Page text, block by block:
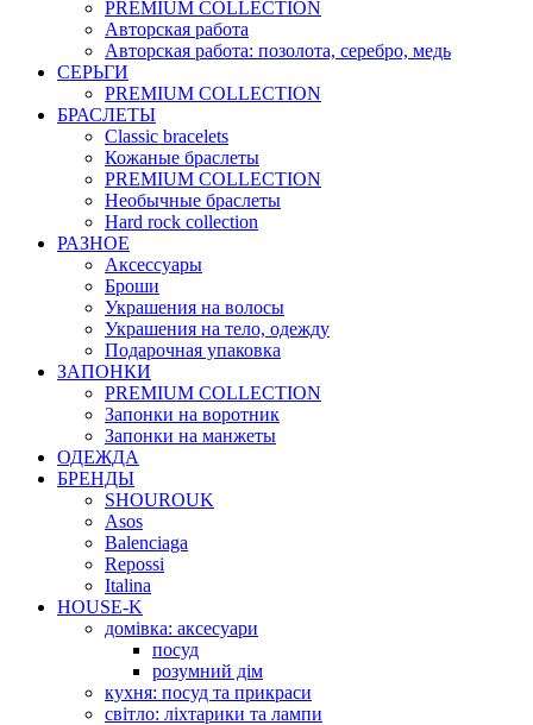
PREMIUM COLLECTION
Авторская работа
Авторская работа: позолота, серебро, медь
СЕРЬГИ
PREMIUM COLLECTION
БРАСЛЕТЫ
Classic bracelets
Кожаные браслеты
PREMIUM COLLECTION
Необычные браслеты
Hard rock collection
РАЗНОЕ
Аксессуары
Броши
Украшения на волосы
Украшения на тело, одежду
Подарочная упаковка
ЗАПОНКИ
PREMIUM COLLECTION
Запонки на воротник
Запонки на манжеты
ОДЕЖДА
БРЕНДЫ
SHOUROUK
Asos
Balenciaga
Repossi
Italina
HOUSE-K
домівка: аксесуари
посуд
розумний дім
кухня: посуд та прикраси
світло: ліхтарики та лампи